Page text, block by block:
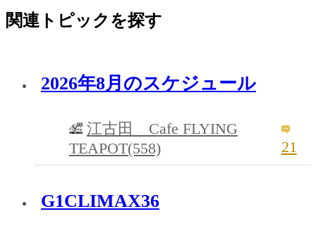
関連トピックを探す
2026年8月のスケジュール
江古田 Cafe FLYING
TEAPOT(558)
21
G1CLIMAX36